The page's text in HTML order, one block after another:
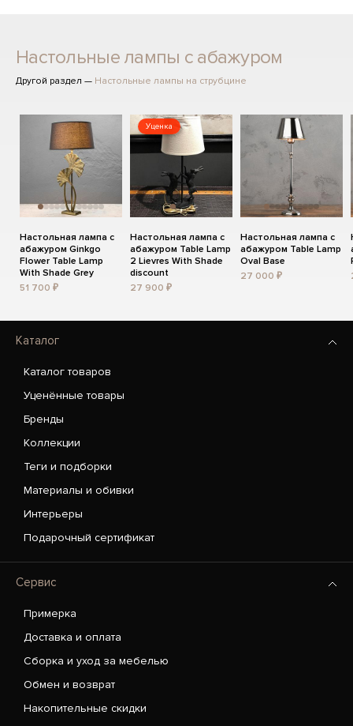
Настольные лампы с абажуром
Другой раздел — Настольные лампы на струбцине
Настольная лампа с
абажуром Ginkgo
Flower Table Lamp
With Shade Grey
51 700 ₽
Уценка
Настольная лампа с
абажуром Table Lamp
2 Lievres With Shade
discount
27 900 ₽
Настольная лампа с
абажуром Table Lamp
Oval Base
27 000 ₽
Каталог
Каталог товаров
Уценённые товары
Бренды
Коллекции
Теги и подборки
Материалы и обивки
Интерьеры
Подарочный сертификат
Сервис
Примерка
Доставка и оплата
Сборка и уход за мебелью
Обмен и возврат
Накопительные скидки